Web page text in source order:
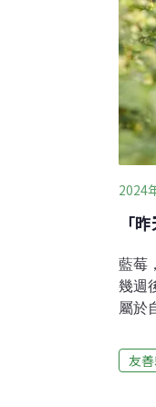
「農
2024
「
藍莓
幾週
屬於
此，
漸漸
友